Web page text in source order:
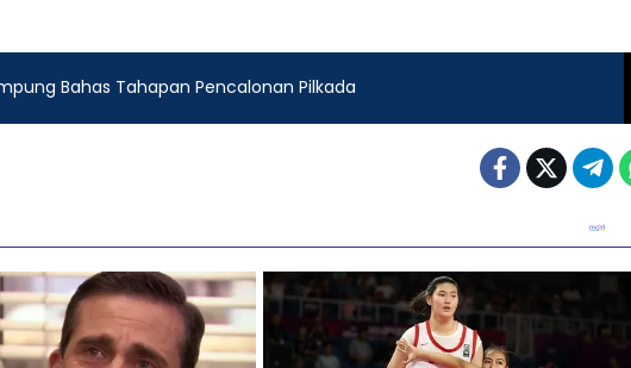
Bahas Tahapan Pencalonan Pilkada